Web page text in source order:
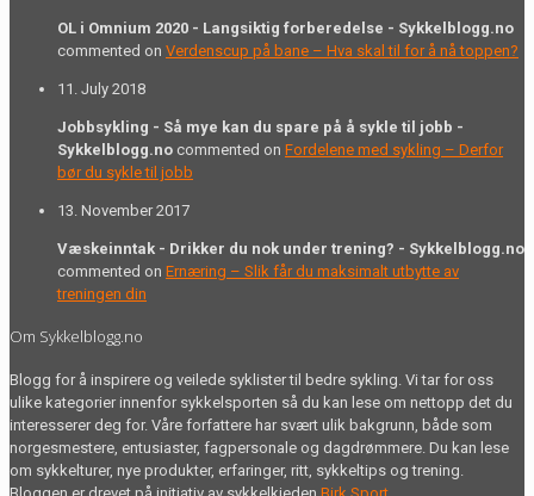
OL i Omnium 2020 - Langsiktig forberedelse - Sykkelblogg.no
commented on Verdenscup på bane – Hva skal til for å nå toppen?
11. July 2018
Jobbsykling - Så mye kan du spare på å sykle til jobb -
Sykkelblogg.no commented on Fordelene med sykling – Derfor
bør du sykle til jobb
13. November 2017
Væskeinntak - Drikker du nok under trening? - Sykkelblogg.no
commented on Ernæring – Slik får du maksimalt utbytte av
treningen din
Om Sykkelblogg.no
Blogg for å inspirere og veilede syklister til bedre sykling. Vi tar for oss
ulike kategorier innenfor sykkelsporten så du kan lese om nettopp det du
interesserer deg for. Våre forfattere har svært ulik bakgrunn, både som
norgesmestere, entusiaster, fagpersonale og dagdrømmere. Du kan lese
om sykkelturer, nye produkter, erfaringer, ritt, sykkeltips og trening.